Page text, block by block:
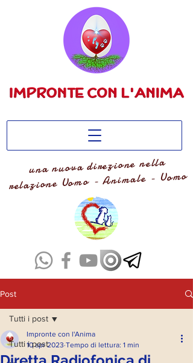
una nuova direzione nella
relazione Uomo - Animale - Uomo
Post
Tutti i post
Tutti i post
Impronte con l'Anima
10 apr 2023 Tempo di lettura: 1 min